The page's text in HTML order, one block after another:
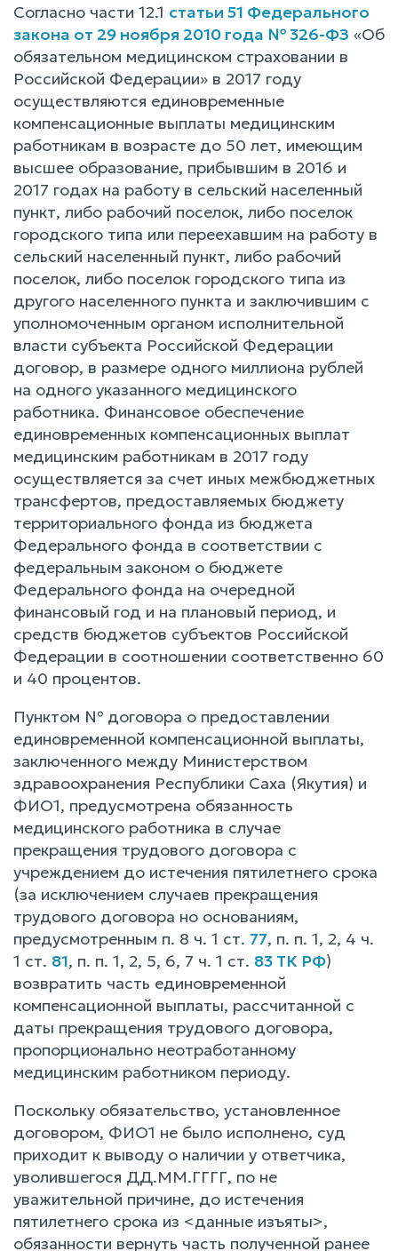
Согласно части 12.1 статьи 51 Федерального
закона от 29 ноября 2010 года № 326-ФЗ «Об
обязательном медицинском страховании в
Российской Федерации» в 2017 году
осуществляются единовременные
компенсационные выплаты медицинским
работникам в возрасте до 50 лет, имеющим
высшее образование, прибывшим в 2016 и
2017 годах на работу в сельский населенный
пункт, либо рабочий поселок, либо поселок
городского типа или переехавшим на работу в
сельский населенный пункт, либо рабочий
поселок, либо поселок городского типа из
другого населенного пункта и заключившим с
уполномоченным органом исполнительной
власти субъекта Российской Федерации
договор, в размере одного миллиона рублей
на одного указанного медицинского
работника. Финансовое обеспечение
единовременных компенсационных выплат
медицинским работникам в 2017 году
осуществляется за счет иных межбюджетных
трансфертов, предоставляемых бюджету
территориального фонда из бюджета
Федерального фонда в соответствии с
федеральным законом о бюджете
Федерального фонда на очередной
финансовый год и на плановый период, и
средств бюджетов субъектов Российской
Федерации в соотношении соответственно 60
и 40 процентов.
Пунктом № договора о предоставлении
единовременной компенсационной выплаты,
заключенного между Министерством
здравоохранения Республики Саха (Якутия) и
ФИО1, предусмотрена обязанность
медицинского работника в случае
прекращения трудового договора с
учреждением до истечения пятилетнего срока
(за исключением случаев прекращения
трудового договора но основаниям,
предусмотренным п. 8 ч. 1 ст. 77, п. п. 1, 2, 4 ч.
1 ст. 81, п. п. 1, 2, 5, 6, 7 ч. 1 ст. 83 ТК РФ)
возвратить часть единовременной
компенсационной выплаты, рассчитанной с
даты прекращения трудового договора,
пропорционально неотработанному
медицинским работником периоду.
Поскольку обязательство, установленное
договором, ФИО1 не было исполнено, суд
приходит к выводу о наличии у ответчика,
уволившегося ДД.ММ.ГГГГ, по не
уважительной причине, до истечения
пятилетнего срока из <данные изъяты>,
обязанности вернуть часть полученной ранее